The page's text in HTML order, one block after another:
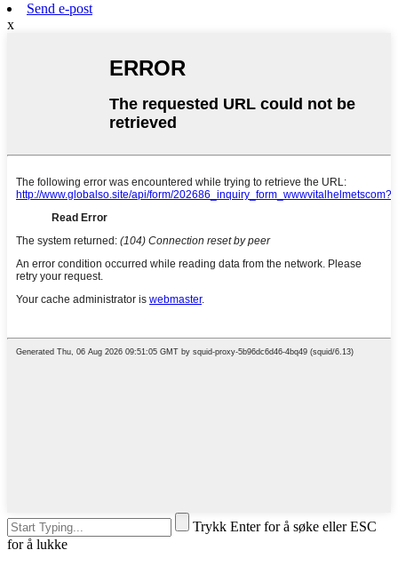
Send e-post
x
Trykk Enter for å søke eller ESC
for å lukke